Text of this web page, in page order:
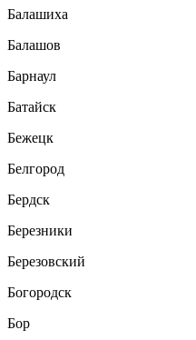
Балашиха
Балашов
Барнаул
Батайск
Бежецк
Белгород
Бердск
Березники
Березовский
Богородск
Бор